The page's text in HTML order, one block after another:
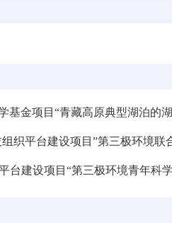
基金项目“青藏高原典型湖泊的
织平台建设项目 ”第三极环境联
台建设项目“第三极环境青年科